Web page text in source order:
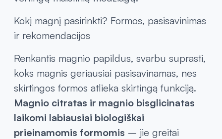
Kokį magnį pasirinkti? Formos, pasisavinimas
ir rekomendacijos
Renkantis magnio papildus, svarbu suprasti,
koks magnis geriausiai pasisavinamas, nes
skirtingos formos atlieka skirtingą funkciją.
Magnio citratas ir magnio bisglicinatas
laikomi labiausiai biologiškai
prieinamomis formomis – jie greitai